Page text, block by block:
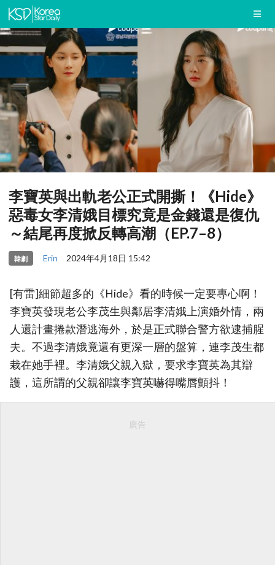
李寶英與出軌老公正式開撕！《Hide》
惡毒女李清娥目標究竟是金錢還是復仇
～結尾再度掀反轉高潮（EP.7–8）
韓劇 Erin 2024年4月18日 15:42
[有雷]細節超多的《Hide》看的時候一定要專心啊！
李寶英發現老公李茂生與鄰居李清娥上演婚外情，兩
人還計畫捲款潛逃海外，於是正式聯合警方欲逮捕腥
夫。不過李清娥竟還有更深一層的盤算，連李茂生都
栽在她手裡。李清娥父親入獄，要求李寶英為其辯
護，這所謂的父親卻讓李寶英嚇得嘴唇顫抖！
廣告